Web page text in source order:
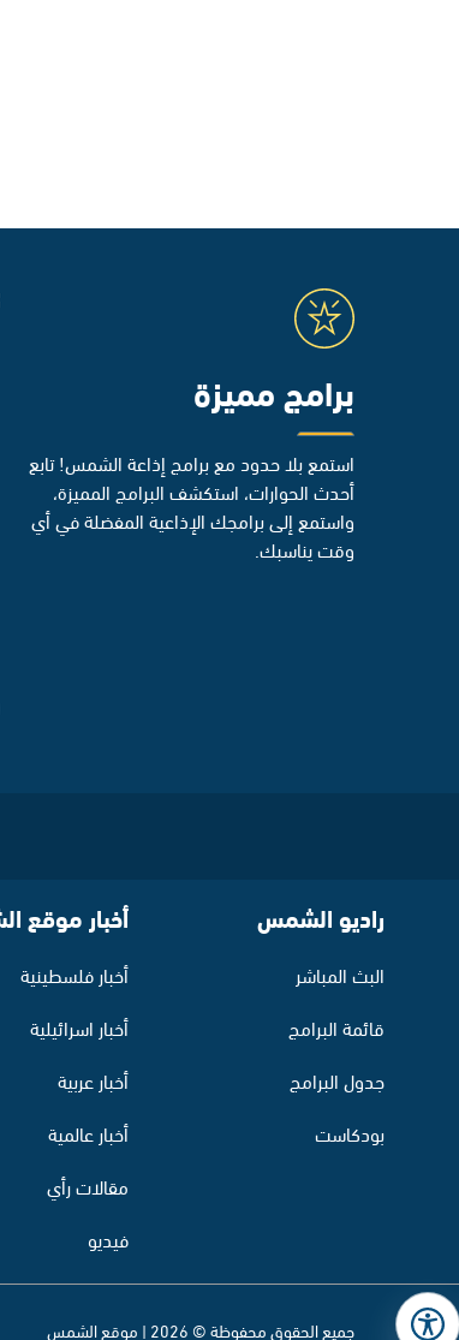
برامج مميزة
استمع بلا حدود مع برامج إذاعة الشمس! تابع
أحدث الحوارات، استكشف البرامج المميزة،
واستمع إلى برامجك الإذاعية المفضلة في أي
وقت يناسبك.
راديو الشمس
البث المباشر
قائمة البرامج
جدول البرامج
بودكاست
أخبار موقع
أخبار فلسطينية
أخبار اسرائيلية
أخبار عربية
أخبار عالمية
مقالات رأي
فيديو
جميع الحقوق محفوظة © 2026 | موقع الشمس